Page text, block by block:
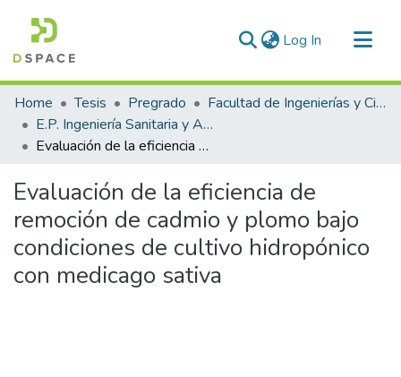
Log In (current)
Communities & Collections
All of DSpace
Statistics
Home Tesis Pregrado
Facultad de Ingenierías y Ciencias Puras
E.P. Ingeniería Sanitaria y Ambiental
Evaluación de la eficiencia de remoción de cadmio y plomo bajo condiciones de cultivo hidropónico con medicago sativa
Evaluación de la eficiencia de
remoción de cadmio y plomo bajo
condiciones de cultivo hidropónico
con medicago sativa